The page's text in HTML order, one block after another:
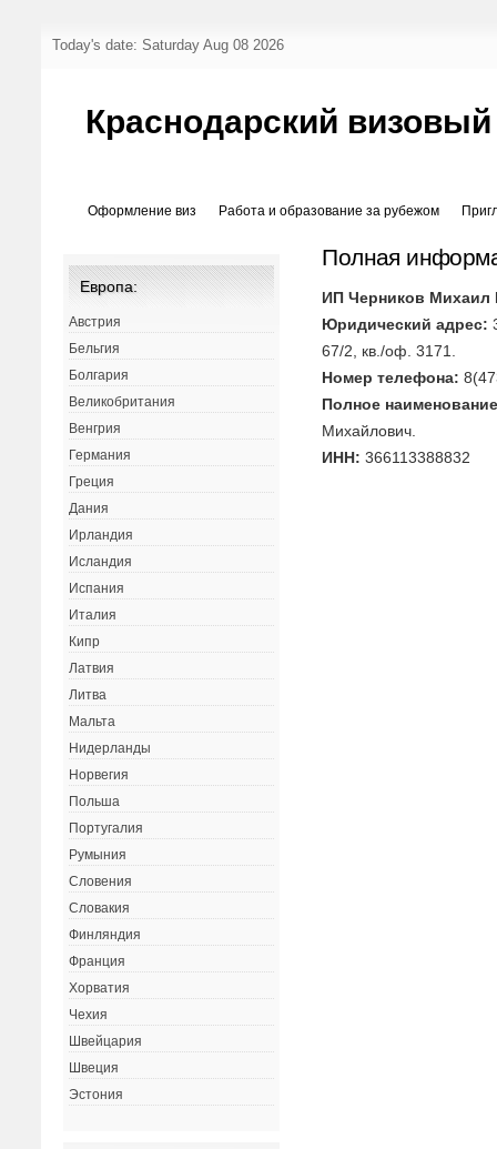
Today's date: Saturday Aug 08 2026
Краснодарский
Оформление виз Работа и образование за рубежом
Полная
ИП Черников Михаил
Юридический адрес:
67/2, кв./оф. 3171.
Номер телефона:
Полное
Михайлович.
ИНН: 366113388832
Европа:
Австрия
Бельгия
Болгария
Великобритания
Венгрия
Германия
Греция
Дания
Ирландия
Исландия
Испания
Италия
Кипр
Латвия
Литва
Мальта
Нидерланды
Норвегия
Польша
Португалия
Румыния
Словения
Словакия
Финляндия
Франция
Хорватия
Чехия
Швейцария
Швеция
Эстония